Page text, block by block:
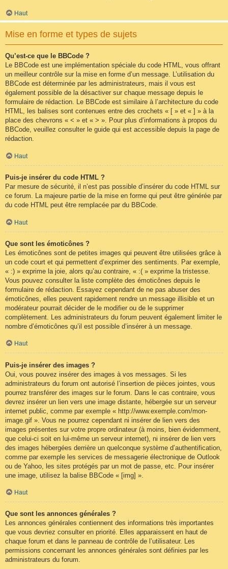
Haut
Mise en forme et types de sujets
Qu’est-ce que le BBCode ?
Le BBCode est une implémentation spéciale du code HTML, vous offrant
un meilleur contrôle sur la mise en forme d’un message. L’utilisation du
BBCode est déterminée par les administrateurs, mais il vous est
également possible de la désactiver sur chaque message depuis le
formulaire de rédaction. Le BBCode est similaire à l’architecture du code
HTML, les balises sont contenues entre des crochets « [ » et « ] » à la
place des chevrons « < » et « > ». Pour plus d’informations à propos du
BBCode, veuillez consulter le guide qui est accessible depuis la page de
rédaction.
Haut
Puis-je insérer du code HTML ?
Par mesure de sécurité, il n’est pas possible d’insérer du code HTML sur
ce forum. La majeure partie de la mise en forme qui peut être générée par
du code HTML peut être remplacée par du BBCode.
Haut
Que sont les émoticônes ?
Les émoticônes sont de petites images qui peuvent être utilisées grâce à
un code court et qui permettent d’exprimer des sentiments. Par exemple,
« :) » exprime la joie, alors qu’au contraire, « :( » exprime la tristesse.
Vous pouvez consulter la liste complète des émoticônes depuis le
formulaire de rédaction. Essayez cependant de ne pas abuser des
émoticônes, elles peuvent rapidement rendre un message illisible et un
modérateur pourrait décider de le modifier ou de le supprimer
complètement. Les administrateurs du forum peuvent également limiter le
nombre d’émoticônes qu’il est possible d’insérer à un message.
Haut
Puis-je insérer des images ?
Oui, vous pouvez insérer des images à vos messages. Si les
administrateurs du forum ont autorisé l’insertion de pièces jointes, vous
pourrez transférer des images sur le forum. Dans le cas contraire, vous
devrez insérer un lien vers une image distante, hébergée sur un serveur
internet public, comme par exemple « http://www.exemple.com/mon-
image.gif ». Vous ne pourrez cependant ni insérer de lien vers des
images présentes sur votre propre ordinateur (à moins, bien évidemment,
que celui-ci soit en lui-même un serveur internet), ni insérer de lien vers
des images hébergées derrière un quelconque système d’authentification,
comme par exemple les services de messagerie électronique de Outlook
ou de Yahoo, les sites protégés par un mot de passe, etc. Pour insérer
une image, utilisez la balise BBCode « [img] ».
Haut
Que sont les annonces générales ?
Les annonces générales contiennent des informations très importantes
que vous devriez consulter en priorité. Elles apparaissent en haut de
chaque forum et dans le panneau de contrôle de l’utilisateur. Les
permissions concernant les annonces générales sont définies par les
administrateurs du forum.